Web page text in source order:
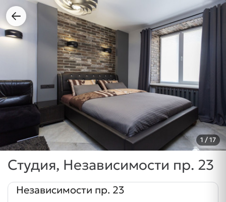
1 / 17
Студия, Независимости пр. 23
Независимости пр. 23